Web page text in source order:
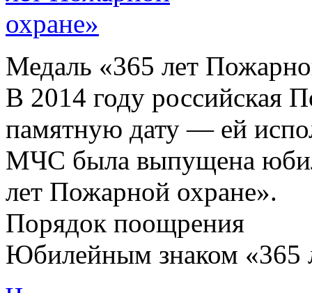
Медаль «365 лет
В 2014 году российская
памятную дату — ей
МЧС была выпущена
лет Пожарной охране».
Порядок поощрения
Юбилейным знаком «365